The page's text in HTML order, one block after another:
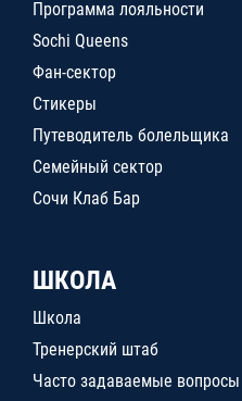
Программа лояльности
Sochi Queens
Фан-сектор
Стикеры
Путеводитель болельщика
Семейный сектор
Сочи Клаб Бар
ШКОЛА
Школа
Тренерский штаб
Часто задаваемые вопросы